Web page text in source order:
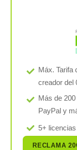
Máx. Tarifa
creador del
Más de
PayPal y
5+
RECLAMA